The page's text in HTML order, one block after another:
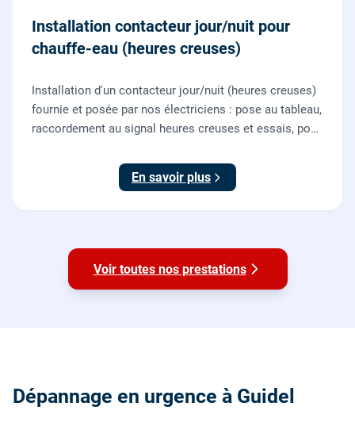
Installation contacteur jour/nuit pour
chauffe-eau (heures creuses)
Installation d'un contacteur jour/nuit (heures creuses)
fournie et posée par nos électriciens : pose au tableau,
raccordement au signal heures creuses et essais, pour
En savoir plus
Voir toutes nos prestations
Dépannage en urgence à Guidel